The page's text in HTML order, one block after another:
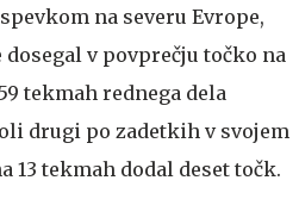
na severu Evrope,
v povprečju točko na
tekmah rednega dela
drugi po zadetkih v svojem
13 tekmah dodal deset točk.